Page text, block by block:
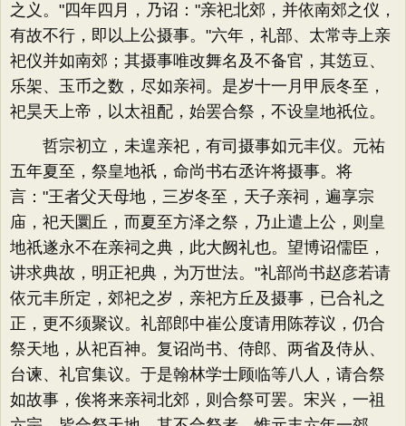
之义。"四年四月，乃诏："亲祀北郊，并依南郊之仪，
有故不行，即以上公摄事。"六年，礼部、太常寺上亲
祀仪并如南郊；其摄事唯改舞名及不备官，其笾豆、
乐架、玉币之数，尽如亲祠。是岁十一月甲辰冬至，
祀昊天上帝，以太祖配，始罢合祭，不设皇地祇位。
哲宗初立，未遑亲祀，有司摄事如元丰仪。元祐
五年夏至，祭皇地祇，命尚书右丞许将摄事。将
言："王者父天母地，三岁冬至，天子亲祠，遍享宗
庙，祀天圜丘，而夏至方泽之祭，乃止遣上公，则皇
地祇遂永不在亲祠之典，此大阙礼也。望博诏儒臣，
讲求典故，明正祀典，为万世法。"礼部尚书赵彦若请
依元丰所定，郊祀之岁，亲祀方丘及摄事，已合礼之
正，更不须聚议。礼部郎中崔公度请用陈荐议，仍合
祭天地，从祀百神。复诏尚书、侍郎、两省及侍从、
台谏、礼官集议。于是翰林学士顾临等八人，请合祭
如故事，俟将来亲祠北郊，则合祭可罢。宋兴，一祖